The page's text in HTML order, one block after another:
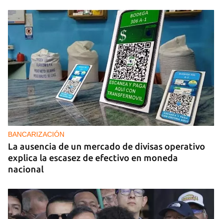
BANCARIZACIÓN
La ausencia de un mercado de divisas operativo
explica la escasez de efectivo en moneda
nacional